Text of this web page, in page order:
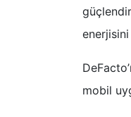
mobil